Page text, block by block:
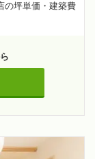
の坪単価・建築費